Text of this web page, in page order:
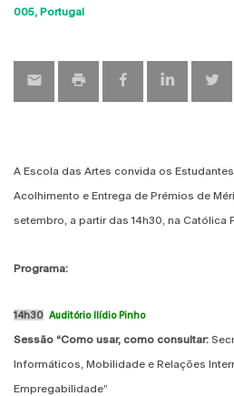
005 Portugal
A Escola das Artes convida os
Acolhimento e Entrega de Prémios de
setembro, a partir das 14h30, na Católica
Programa:
14h30 Auditório Ilídio Pinho
Sessão “Como usar, como consultar:
Informáticos, Mobilidade e Relações
Empregabilidade”